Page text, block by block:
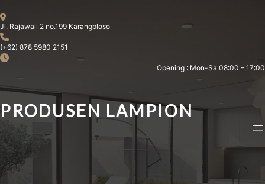
to
content
Jl. Rajawali 2 no.199 Karangploso
(+62) 878 5980 2151
Opening : Mon-Sa 08:00 – 17:00
PRODUSEN LAMPION